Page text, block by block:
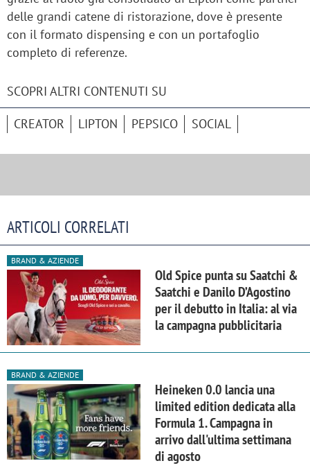
delle grandi catene di ristorazione, dove è presente
con il formato dispensing e con un portafoglio
completo di referenze.
SCOPRI ALTRI CONTENUTI SU
CREATOR LIPTON PEPSICO SOCIAL
ARTICOLI CORRELATI
BRAND & AZIENDE
Old Spice punta su Saatchi &
Saatchi e Danilo D’Agostino
per il debutto in Italia: al via
la campagna pubblicitaria
BRAND & AZIENDE
Heineken 0.0 lancia una
limited edition dedicata alla
Formula 1. Campagna in
arrivo dall'ultima settimana
di agosto